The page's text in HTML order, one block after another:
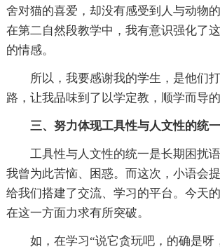
舍对猫的喜爱，却没有感受到人与动物
在第二自然段教学中，我有意识强化了
的情感。
所以，我要感谢我的学生，是他们
路，让我品味到了以学定教，顺学而导的
三、努力体现工具性与人文性的统一
工具性与人文性的统一是长期困扰
我曾为此苦恼、困惑。而这次，小语会
给我们搭建了交流、学习的平台。今天
在这一方面力求有所突破。
如，在学习“说它贪玩吧，的确是呀